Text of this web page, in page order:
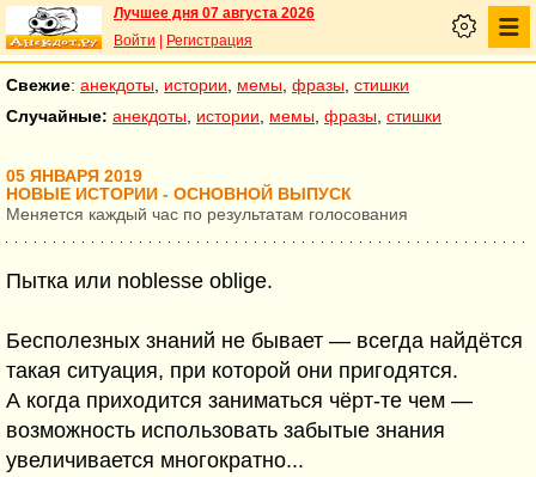
Лучшее дня 07 августа 2026
Войти
Регистрация
Свежие: анекдоты истории мемы фразы стишки
Случайные: анекдоты истории мемы фразы стишки
05 ЯНВАРЯ 2019
НОВЫЕ ИСТОРИИ - ОСНОВНОЙ ВЫПУСК
Меняется каждый час по результатам голосования
Пытка или noblesse oblige.
Бесполезных знаний не бывает — всегда найдётся
такая ситуация, при которой они пригодятся.
А когда приходится заниматься чёрт-те чем —
возможность использовать забытые знания
увеличивается многократно...